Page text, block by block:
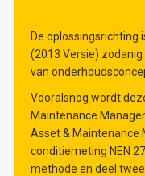
Optimalisatie van
De oplossingsrichting
(2013 Versie)
van
Vooralsnog wordt
Maintenance
Asset & Maintenance
conditiemeting NEN
methode en deel